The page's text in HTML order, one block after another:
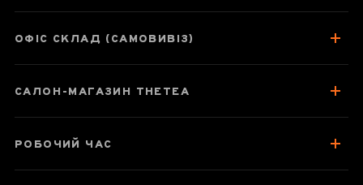
Колекція подібних товарів
Відгуки чаєманів
ОФІС СКЛАД (САМОВИВІЗ)
САЛОН-МАГАЗИН THETEA
РОБОЧИЙ ЧАС